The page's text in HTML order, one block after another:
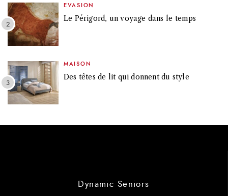
EVASION
Le Périgord, un voyage dans le temps
MAISON
Des têtes de lit qui donnent du style
Dynamic Seniors